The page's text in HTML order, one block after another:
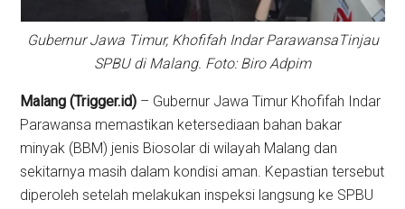
Gubernur Jawa Timur, Khofifah Indar ParawansaTinjau
SPBU di Malang. Foto: Biro Adpim
Malang (Trigger.id) – Gubernur Jawa Timur Khofifah Indar
Parawansa memastikan ketersediaan bahan bakar
minyak (BBM) jenis Biosolar di wilayah Malang dan
sekitarnya masih dalam kondisi aman. Kepastian tersebut
diperoleh setelah melakukan inspeksi langsung ke SPBU